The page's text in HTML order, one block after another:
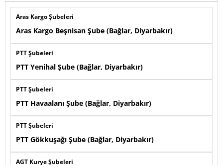
Aras Kargo Şubeleri
Aras Kargo Beşnisan Şube (Bağlar, Diyarbakır)
PTT Şubeleri
PTT Yenihal Şube (Bağlar, Diyarbakır)
PTT Şubeleri
PTT Havaalanı Şube (Bağlar, Diyarbakır)
PTT Şubeleri
PTT Gökkuşağı Şube (Bağlar, Diyarbakır)
AGT Kurye Şubeleri